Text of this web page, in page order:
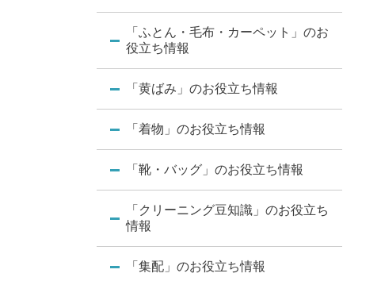
「ふとん・毛布・カーペット」のお
役立ち情報
「黄ばみ」のお役立ち情報
「着物」のお役立ち情報
「靴・バッグ」のお役立ち情報
「クリーニング豆知識」のお役立ち
情報
「集配」のお役立ち情報